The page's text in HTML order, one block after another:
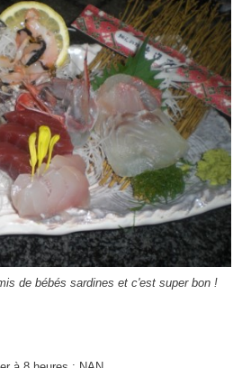
de bébés sardines et c'est super bon !